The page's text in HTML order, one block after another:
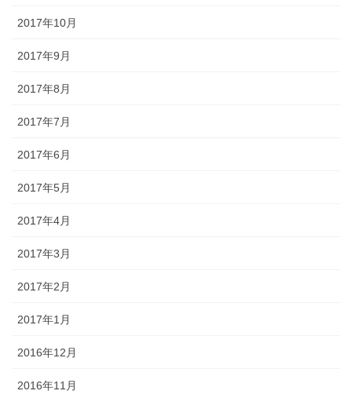
2017年10月
2017年9月
2017年8月
2017年7月
2017年6月
2017年5月
2017年4月
2017年3月
2017年2月
2017年1月
2016年12月
2016年11月